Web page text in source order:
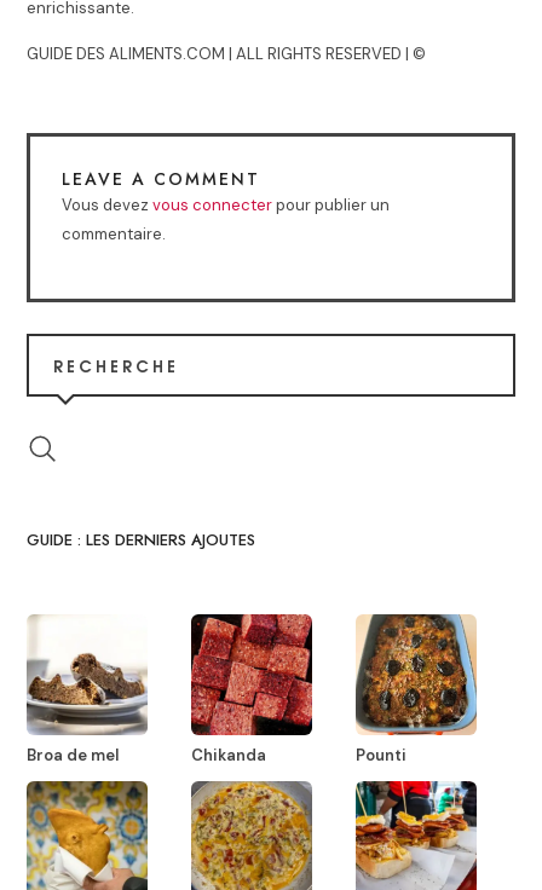
enrichissante.
GUIDE DES ALIMENTS.COM | ALL RIGHTS RESERVED | ©
LEAVE A COMMENT
Vous devezvous connecterpour publier un
commentaire.
RECHERCHE
GUIDE : LES DERNIERS AJOUTES
Broa de mel Chikanda Pounti